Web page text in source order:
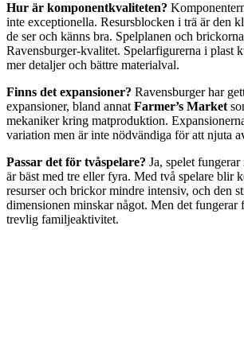
Hur är komponentkvaliteten?
inte exceptionella. Resursblocken i trä är den
de ser och känns bra. Spelplanen och
Ravensburger-kvalitet. Spelarfigurerna i plast
mer detaljer och bättre materialval.
Finns det expansioner? Ravensburger har
expansioner, bland annat Farmer’s Market
mekaniker kring matproduktion.
variation men är inte nödvändiga för att njuta
Passar det för tvåspelare? Ja, spelet
är bäst med tre eller fyra. Med två spelare blir
resurser och brickor mindre intensiv, och den
dimensionen minskar något. Men det fungerar
trevlig familjeaktivitet.